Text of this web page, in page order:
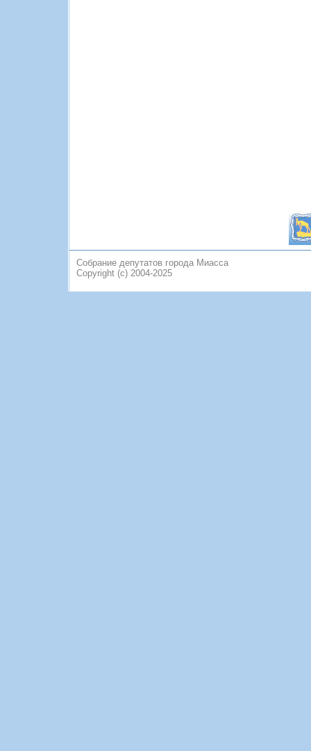
Собрание депутатов города Миасса
Copyright (c) 2004-2025